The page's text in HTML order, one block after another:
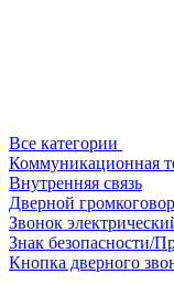
Все категории
Коммуникационная
Внутренняя связь
Дверной
Звонок
Знак безопасности/
Кнопка дверного